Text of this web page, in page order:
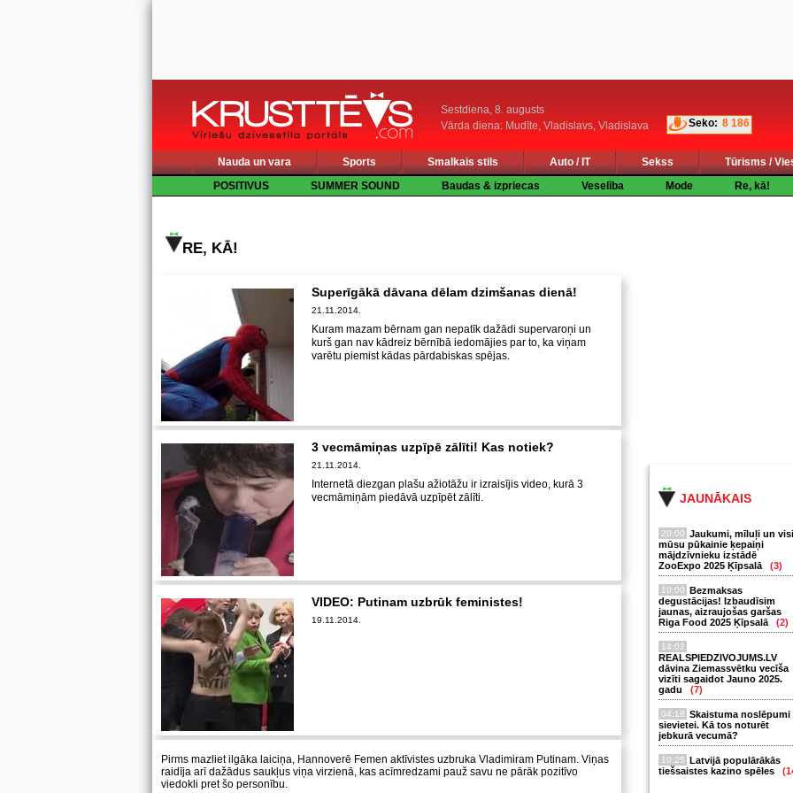
Sestdiena, 8. augusts
Vārda diena: Mudīte, Vladislavs, Vladislava
Seko: 8 186
Nauda un vara Sports Smalkais stils Auto / IT Sekss
Tūrisms /
POSITIVUS
SUMMER SOUND Baudas & izpriecas Veselība Mode Re, kā!
JAUNĀKAIS
20:00 Jaukumi, mīluļi un visi
mūsu pūkainie ķepaiņi
mājdzīvnieku izstādē
ZooExpo 2025 Ķīpsalā
(3)
10:00 Bezmaksas
degustācijas! Izbaudīsim
jaunas, aizraujošas garšas
Riga Food 2025 Ķīpsalā
(2)
14:02
REALSPIEDZIVOJUMS.LV
dāvina Ziemassvētku vecīša
vizīti sagaidot Jauno 2025.
gadu
(7)
04:18 Skaistuma noslēpumi
sievietei. Kā tos noturēt
jebkurā vecumā?
10:25 Latvijā populārākās
tiešsaistes kazino spēles
RE, KĀ!
Superīgākā dāvana dēlam dzimšanas dienā!
21.11.2014.
Kuram mazam bērnam gan nepatīk dažādi supervaroņi un
kurš gan nav kādreiz bērnībā iedomājies par to, ka viņam
varētu piemist kādas pārdabiskas spējas.
3 vecmāmiņas uzpīpē zālīti! Kas notiek?
21.11.2014.
Internetā diezgan plašu ažiotāžu ir izraisījis video, kurā 3
vecmāmiņām piedāvā uzpīpēt zālīti.
VIDEO: Putinam uzbrūk feministes!
19.11.2014.
Pirms mazliet ilgāka laiciņa, Hannoverē Femen aktīvistes uzbruka Vladimiram Putinam. Viņas
raidīja arī dažādus saukļus viņa virzienā, kas acīmredzami pauž savu ne pārāk pozitīvo
viedokli pret šo personību.